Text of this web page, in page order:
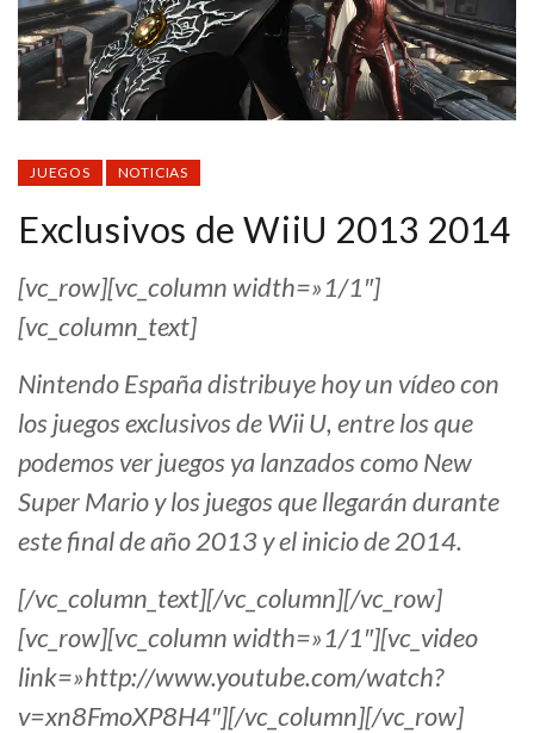
JUEGOS NOTICIAS
Exclusivos de WiiU 2013 2014
[vc_row][vc_column width=»1/1″]
[vc_column_text]
Nintendo España distribuye hoy un vídeo con
los juegos exclusivos de Wii U, entre los que
podemos ver juegos ya lanzados como New
Super Mario y los juegos que llegarán durante
este final de año 2013 y el inicio de 2014.
[/vc_column_text][/vc_column][/vc_row]
[vc_row][vc_column width=»1/1″][vc_video
link=»http://www.youtube.com/watch?
v=xn8FmoXP8H4″][/vc_column][/vc_row]